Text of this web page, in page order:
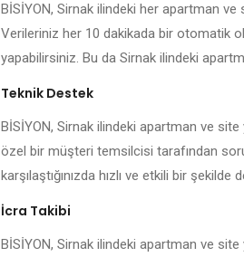
BİSİYON, Sirnak ilindeki her apartman ve
Verileriniz her 10 dakikada bir otomatik
yapabilirsiniz. Bu da Sirnak ilindeki
Teknik Destek
BİSİYON, Sirnak ilindeki apartman ve
özel bir müşteri temsilcisi tarafından
karşılaştığınızda hızlı ve etkili bir şekilde
İcra Takibi
BİSİYON, Sirnak ilindeki apartman ve